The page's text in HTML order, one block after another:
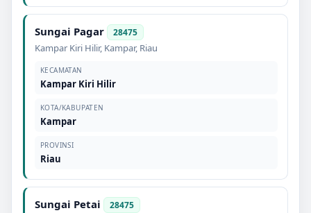
Sungai Pagar 28475
Kampar Kiri Hilir, Kampar, Riau
KECAMATAN
Kampar Kiri Hilir
KOTA/KABUPATEN
Kampar
PROVINSI
Riau
Sungai Petai 28475